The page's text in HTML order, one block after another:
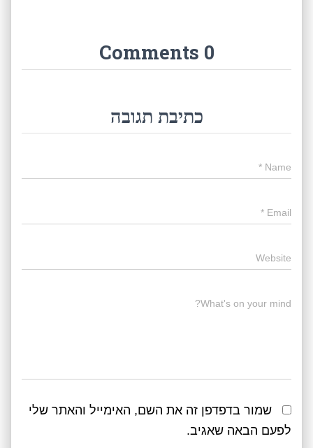
0 Comments
כתיבת תגובה
Name
*
Email
*
Website
What's on your mind?
שמור בדפדפן זה את השם, האימייל והאתר שלי
לפעם הבאה שאגיב.